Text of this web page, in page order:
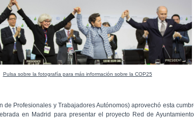
Pulsa sobre la fotografía para más información sobre la COP25
de Profesionales y Trabajadores Autónomos) aprovechó esta
en Madrid para presentar el proyecto Red de